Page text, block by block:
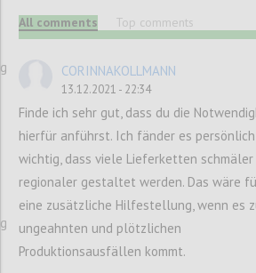
Matratzenproblem
2021
Der Beginn der Covid-19
einhergehenden Maßnahmen
distancing, haben für große
zu einem Umdenken innerhalb
geführt. Denn durch die
Lebensumstände, gewinnen einige
All comments Top comments
CORINNAKOLLMANN
13.12.2021 - 22:34
Finde ich sehr gut, dass du die
hierfür anführst. Ich fänder es
wichtig, dass viele Lieferketten schmäler
regionaler gestaltet werden. Das wäre
eine zusätzliche Hilfestellung, wenn es
ungeahnten und plötzlichen
Produktionsausfällen kommt.